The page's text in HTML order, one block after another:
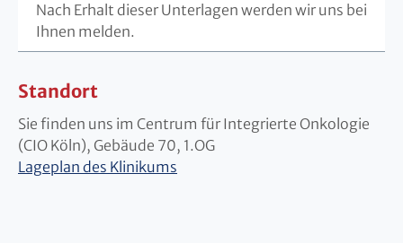
Nach Erhalt dieser Unterlagen werden wir uns bei
Ihnen melden.
Standort
Sie finden uns im Centrum für Integrierte Onkologie
(CIO Köln), Gebäude 70, 1.OG
Lageplan des Klinikums